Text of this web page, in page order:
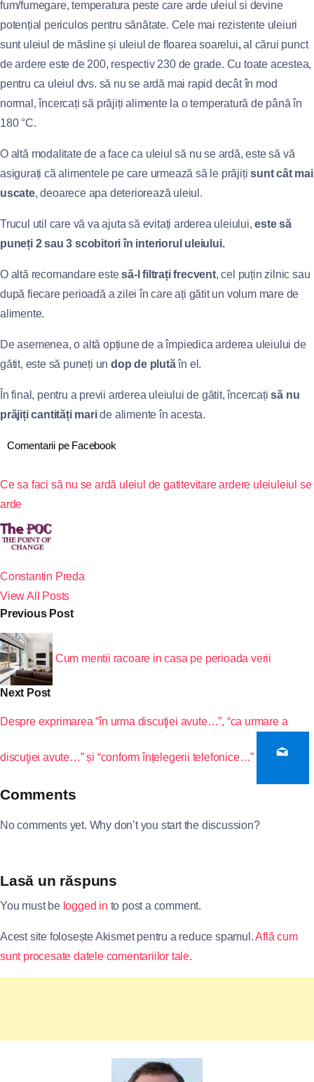
fum/fumegare, temperatura peste care arde uleiul si devine
potențial periculos pentru sănătate. Cele mai rezistente uleiuri
sunt uleiul de măsline și uleiul de floarea soarelui,al cărui punct
de ardere este de 200, respectiv 230 de grade. Cu toate acestea,
pentru ca uleiul dvs. să nu se ardă mai rapid decât în mod
normal, încercați să prăjiți alimente la o temperatură de până în
180 °C.
O altă modalitate de a face ca uleiul să nu se ardă, este să vă
asigurați că alimentele pe care urmează să le prăjițisunt cât mai
uscate, deoarece apa deteriorează uleiul.
Trucul util care vă va ajuta să evitați arderea uleiului, este să
puneți 2 sau 3 scobitori în interiorul uleiului.
O altă recomandare estesă-l filtrați frecvent, cel puțin zilnic sau
după fiecare perioadă a zilei în care ați gătit un volum mare de
alimente.
De asemenea, o altă opțiune de a împiedica arderea uleiului de
gătit, este să puneți undop de plutăîn el.
În final, pentru a previi arderea uleiului de gătit, încercațisă nu
prăjiți cantități maride alimente în acesta.
Comentarii pe Facebook
Ce sa faci să nu se ardă uleiul de gatitevitare ardere uleiuleiul se
arde
Constantin Preda
View All Posts
Previous Post
Cum mentii racoare in casa pe perioada verii
Next Post
Despre exprimarea “în urma discuţiei avute…”, “ca urmare a
discuţiei avute…” și “conform înțelegerii telefonice…”
Comments
No comments yet. Why don’t you start the discussion?
Lasă un răspuns
You must be logged in to post a comment.
Acest site folosește Akismet pentru a reduce spamul.Află cum
sunt procesate datele comentariilor tale.